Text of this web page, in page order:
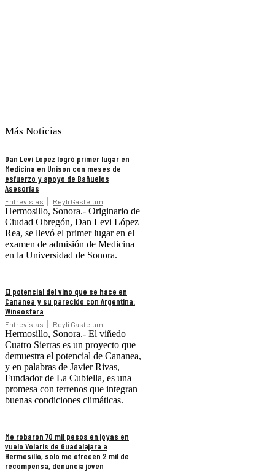
Más Noticias
Dan Levi López logró primer lugar en
Medicina en Unison con meses de
esfuerzo y apoyo de Bañuelos
Asesorías
Entrevistas Reyli Gastelum
Hermosillo, Sonora.- Originario de
Ciudad Obregón, Dan Levi López
Rea, se llevó el primer lugar en el
examen de admisión de Medicina
en la Universidad de Sonora.
El potencial del vino que se hace en
Cananea y su parecido con Argentina:
Wineosfera
Entrevistas Reyli Gastelum
Hermosillo, Sonora.- El viñedo
Cuatro Sierras es un proyecto que
demuestra el potencial de Cananea,
y en palabras de Javier Rivas,
Fundador de La Cubiella, es una
promesa con terrenos que integran
buenas condiciones climáticas.
Me robaron 70 mil pesos en joyas en
vuelo Volaris de Guadalajara a
Hermosillo, solo me ofrecen 2 mil de
recompensa, denuncia joven